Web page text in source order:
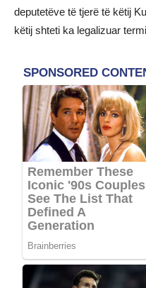
deputetëve të tjerë të këtij
këtij shteti ka legalizuar